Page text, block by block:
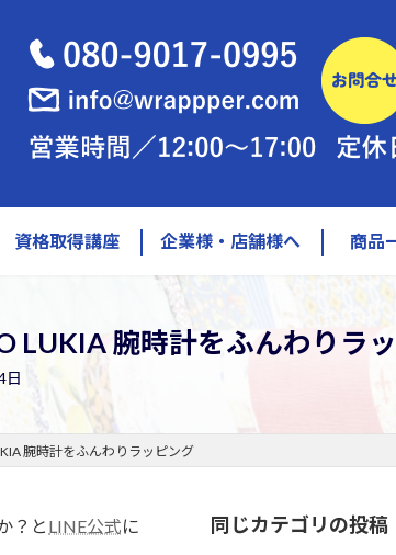
資格取得講座 企業様・店舗様へ 商品
LUKIA 腕時計をふんわりラ
日
腕時計をふんわりラッピング
？と LINE公式に
同じカテゴリの投稿